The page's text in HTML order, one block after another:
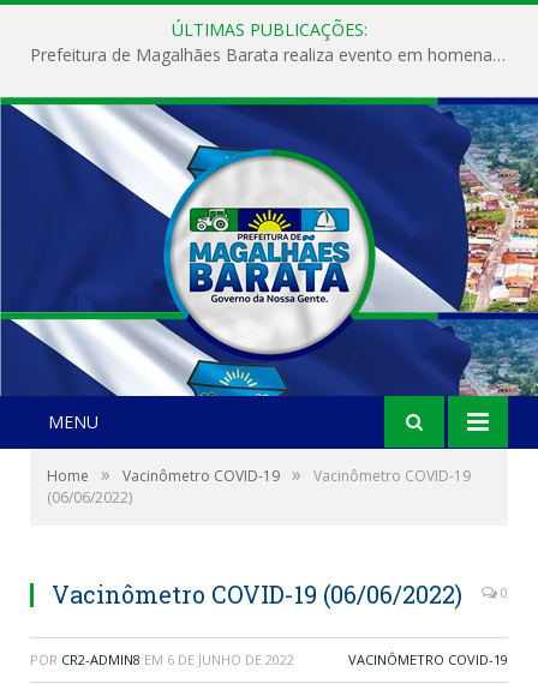
ÚLTIMAS PUBLICAÇÕES:
Prefeitura de Magalhães Barata realiza evento em homenagem ao Dia Internacional da Mulher
MENU
Home » Vacinômetro COVID-19 »
Vacinômetro COVID-19
(06/06/2022)
Vacinômetro COVID-19 (06/06/2022) 0
POR CR2-ADMIN8 EM 6 DE JUNHO DE 2022 VACINÔMETRO COVID-19